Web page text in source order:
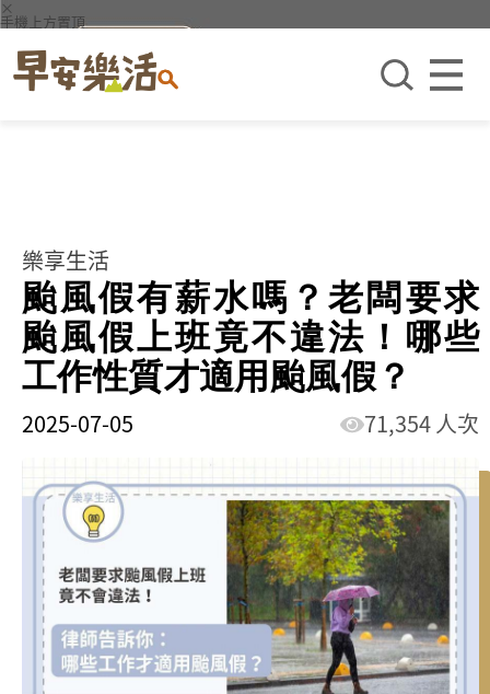
×
手機上方置頂
樂享生活
颱風假有薪水嗎？老闆要求
颱風假上班竟不違法！哪些
工作性質才適用颱風假？
2025-07-05 71,354 人次